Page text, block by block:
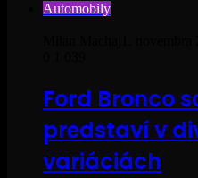
Automobily
Ford Bronco
predstaví v
variáciách